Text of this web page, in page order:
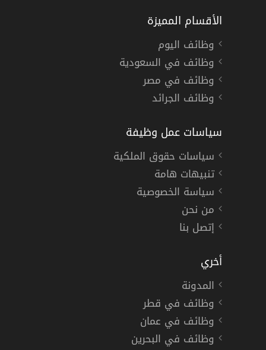
الأقسام المميزة
وظائف اليوم
وظائف في السعودية
وظائف في مصر
وظائف الجرائد
سياسات عمل وظيفة
سياسات حقوق الملكية
تنبيهات هامة
سياسة الخصوصية
من نحن
إتصل بنا
أخري
المدونة
وظائف في قطر
وظائف في عمان
وظائف في البحرين